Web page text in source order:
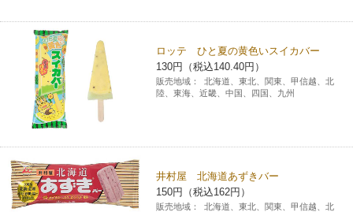
ロッテ ひと夏の黄色いスイカバー
130円（税込140.40円）
販売地域：
北海道、東北、関東、甲信越、北
陸、東海、近畿、中国、四国、九州
井村屋 北海道あずきバー
150円（税込162円）
販売地域：
北海道、東北、関東、甲信越、北